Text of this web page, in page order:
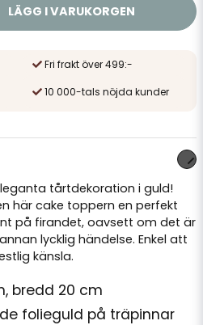
LÄGG I VARUKORGEN
Fri frakt över 499:-
10 000-tals nöjda kunder
tårtdekoration i guld!
här cake toppern en perfekt
på firandet, oavsett om det är
lycklig händelse. Enkel att
känsla.
bredd 20 cm
folieguld på träpinnar